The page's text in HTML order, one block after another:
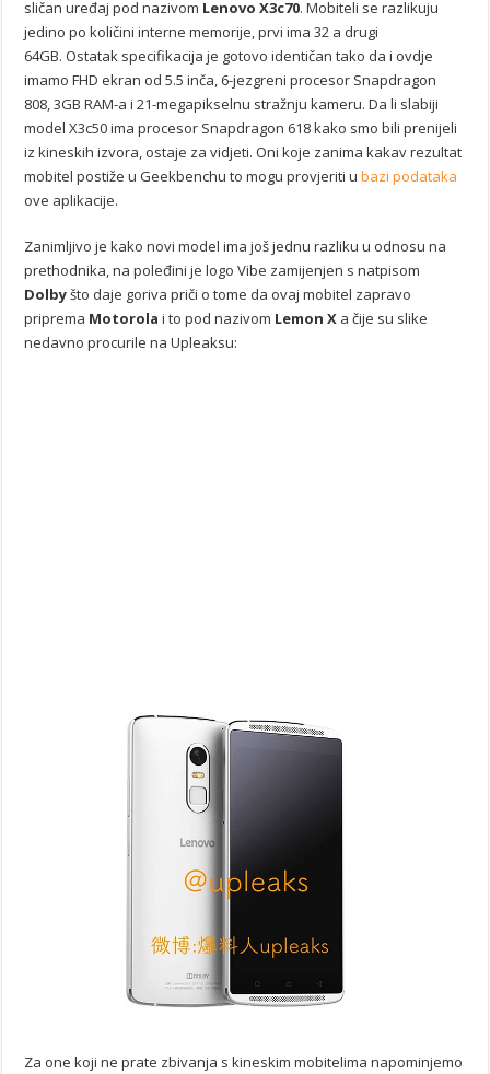
sličan uređaj pod nazivom Lenovo X3c70. Mobiteli se razlikuju
jedino po količini interne memorije, prvi ima 32 a drugi
64GB. Ostatak specifikacija je gotovo identičan tako da i ovdje
imamo FHD ekran od 5.5 inča, 6-jezgreni procesor Snapdragon
808, 3GB RAM-a i 21-megapikselnu stražnju kameru. Da li slabiji
model X3c50 ima procesor Snapdragon 618 kako smo bili prenijeli
iz kineskih izvora, ostaje za vidjeti. Oni koje zanima kakav rezultat
mobitel postiže u Geekbenchu to mogu provjeriti ubazi podataka
ove aplikacije.
Zanimljivo je kako novi model ima još jednu razliku u odnosu na
prethodnika, na poleđini je logo Vibe zamijenjen s natpisom
Dolbyšto daje goriva priči o tome da ovaj mobitel zapravo
priprema Motorola i to pod nazivom Lemon X a čije su slike
nedavno procurile na Upleaksu:
Za one koji ne prate zbivanja s kineskim mobitelima napominjemo